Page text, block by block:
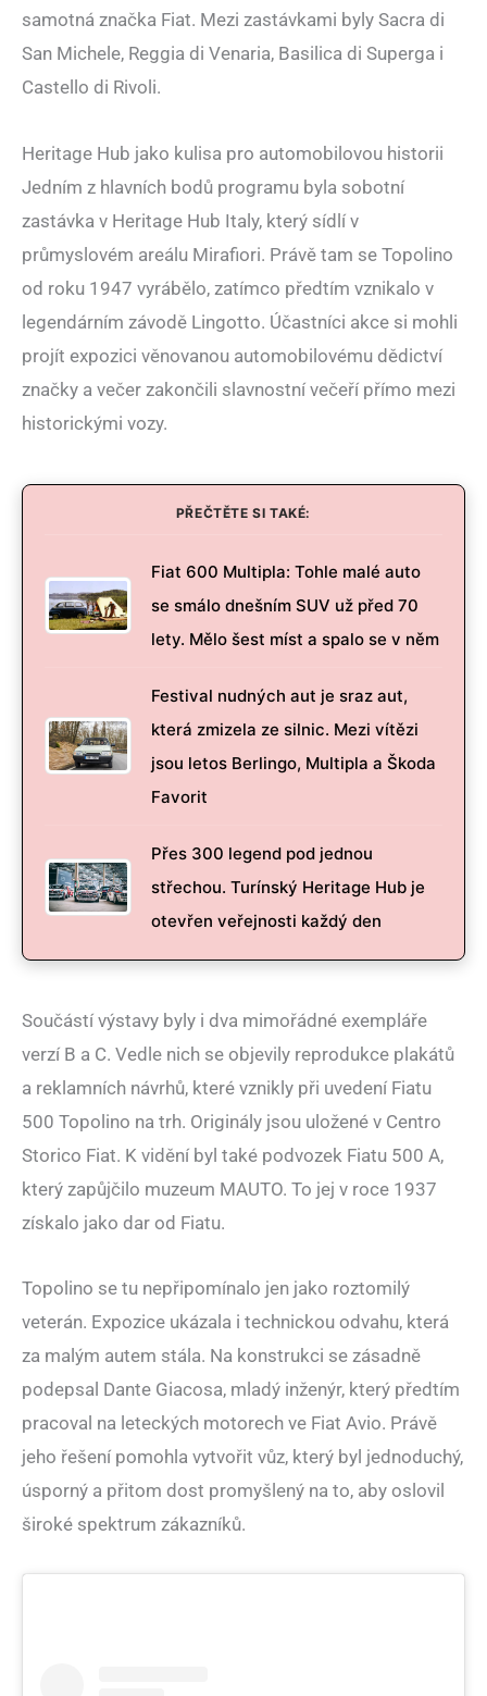
samotná značka Fiat. Mezi zastávkami byly Sacra di
San Michele, Reggia di Venaria, Basilica di Superga i
Castello di Rivoli.
Heritage Hub jako kulisa pro automobilovou historii
Jedním z hlavních bodů programu byla sobotní
zastávka v Heritage Hub Italy, který sídlí v
průmyslovém areálu Mirafiori. Právě tam se Topolino
od roku 1947 vyrábělo, zatímco předtím vznikalo v
legendárním závodě Lingotto. Účastníci akce si mohli
projít expozici věnovanou automobilovému dědictví
značky a večer zakončili slavnostní večeří přímo mezi
historickými vozy.
PŘEČTĚTE SI TAKÉ:
Fiat 600 Multipla: Tohle malé auto
se smálo dnešním SUV už před 70
lety. Mělo šest míst a spalo se v něm
Festival nudných aut je sraz aut,
která zmizela ze silnic. Mezi vítězi
jsou letos Berlingo, Multipla a Škoda
Favorit
Přes 300 legend pod jednou
střechou. Turínský Heritage Hub je
otevřen veřejnosti každý den
Součástí výstavy byly i dva mimořádné exempláře
verzí B a C. Vedle nich se objevily reprodukce plakátů
a reklamních návrhů, které vznikly při uvedení Fiatu
500 Topolino na trh. Originály jsou uložené v Centro
Storico Fiat. K vidění byl také podvozek Fiatu 500 A,
který zapůjčilo muzeum MAUTO. To jej v roce 1937
získalo jako dar od Fiatu.
Topolino se tu nepřipomínalo jen jako roztomilý
veterán. Expozice ukázala i technickou odvahu, která
za malým autem stála. Na konstrukci se zásadně
podepsal Dante Giacosa, mladý inženýr, který předtím
pracoval na leteckých motorech ve Fiat Avio. Právě
jeho řešení pomohla vytvořit vůz, který byl jednoduchý,
úsporný a přitom dost promyšlený na to, aby oslovil
široké spektrum zákazníků.